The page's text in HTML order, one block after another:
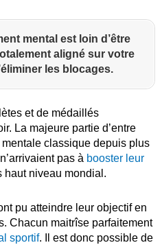
mental est loin d’être
aligné sur votre
les blocages.
et de médaillés
La majeure partie d’entre
classique depuis plus
pas à booster leur
haut niveau mondial.
pu atteindre leur objectif en
Chacun maitrîse parfaitement
sportif. Il est donc possible de